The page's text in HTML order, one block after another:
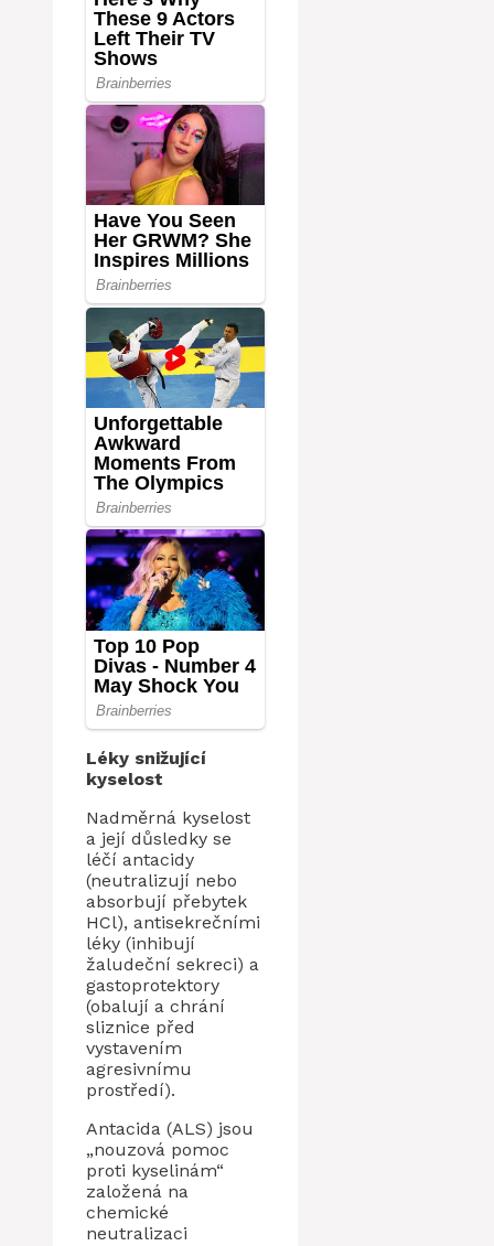
Léky snižující
kyselost
Nadměrná kyselost
a její důsledky se
léčí antacidy
(neutralizují nebo
absorbují přebytek
HCl), antisekrečními
léky (inhibují
žaludeční sekreci) a
gastoprotektory
(obalují a chrání
sliznice před
vystavením
agresivnímu
prostředí).
Antacida (ALS) jsou
„nouzová pomoc
proti kyselinám“
založená na
chemické
neutralizaci